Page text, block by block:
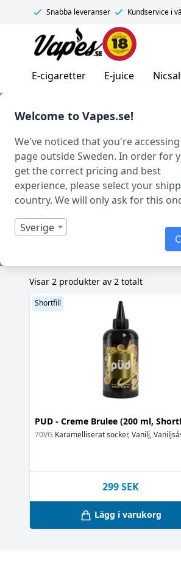
Welcome to Vapes.se!
We've noticed that you're
page outside Sweden. In order for
get the correct pricing and best
experience, please select your
country. We will only ask for this
Sverige
Snabba leveranser Kundservice i
Vapes.se
E-cigaretter E-juice
Hem/ Produkt Smakprofil /
Filtrera
Endast i lager
Okänt(1)
Visar 2 produkter av 2 totalt
PUD - Creme Brulee (200 ml,
70VG Karamelliserat socker, Vanilj,
Shortfill
299SEK
Lägg i varukorg